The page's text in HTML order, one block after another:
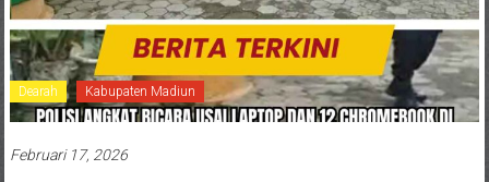
Dearah Kabupaten Madiun
Februari 17, 2026